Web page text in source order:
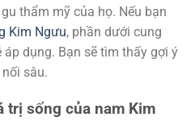
thẩm mỹ của họ. Nếu bạn
Kim Ngưu, phần dưới cung
dụng. Bạn sẽ tìm thấy gợi ý
sâu.
trị sống của nam Kim